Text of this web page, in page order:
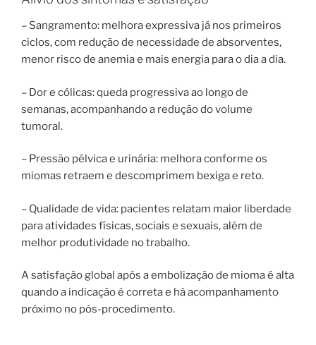
– Sangramento: melhora expressiva já nos primeiros
ciclos, com redução de necessidade de absorventes,
menor risco de anemia e mais energia para o dia a dia.
– Dor e cólicas: queda progressiva ao longo de
semanas, acompanhando a redução do volume
tumoral.
– Pressão pélvica e urinária: melhora conforme os
miomas retraem e descomprimem bexiga e reto.
– Qualidade de vida: pacientes relatam maior liberdade
para atividades físicas, sociais e sexuais, além de
melhor produtividade no trabalho.
A satisfação global após a embolização de mioma é alta
quando a indicação é correta e há acompanhamento
próximo no pós-procedimento.